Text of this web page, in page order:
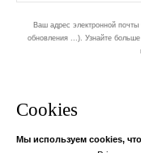
Cookies
Мы используем cookies,
Ваш адрес электронной
обновления ...). Узнайте
Ваш адрес